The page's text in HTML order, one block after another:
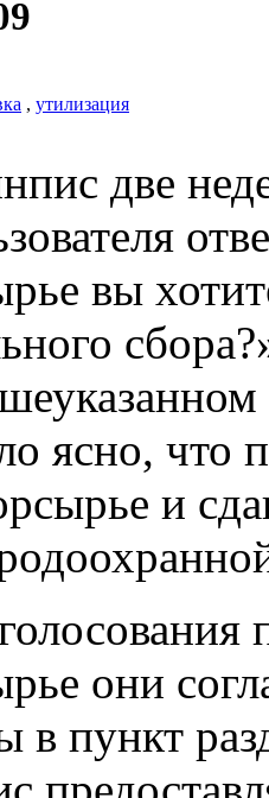
, утилизация
две
вы
ясно, что
и
они
в пункт